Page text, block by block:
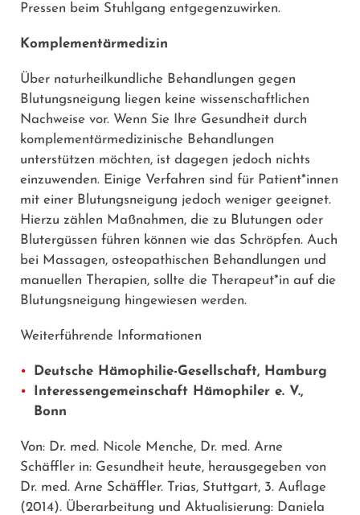
Pressen beim Stuhlgang entgegenzuwirken.
Komplementärmedizin
Über naturheilkundliche Behandlungen gegen
Blutungsneigung liegen keine wissenschaftlichen
Nachweise vor. Wenn Sie Ihre Gesundheit durch
komplementärmedizinische Behandlungen
unterstützen möchten, ist dagegen jedoch nichts
einzuwenden. Einige Verfahren sind für Patient*innen
mit einer Blutungsneigung jedoch weniger geeignet.
Hierzu zählen Maßnahmen, die zu Blutungen oder
Blutergüssen führen können wie das Schröpfen. Auch
bei Massagen, osteopathischen Behandlungen und
manuellen Therapien, sollte die Therapeut*in auf die
Blutungsneigung hingewiesen werden.
Weiterführende Informationen
Deutsche Hämophilie-Gesellschaft, Hamburg
Interessengemeinschaft Hämophiler e. V.,
Bonn
Von: Dr. med. Nicole Menche, Dr. med. Arne
Schäffler in: Gesundheit heute, herausgegeben von
Dr. med. Arne Schäffler. Trias, Stuttgart, 3. Auflage
(2014). Überarbeitung und Aktualisierung: Daniela